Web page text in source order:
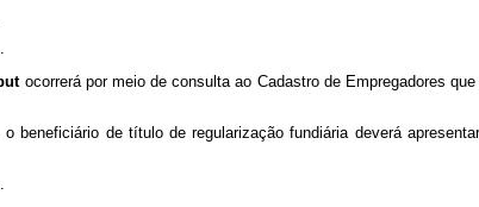
ocorrerá por meio de consulta ao Cadastro de Empregadores
de título de regularização fundiária deverá